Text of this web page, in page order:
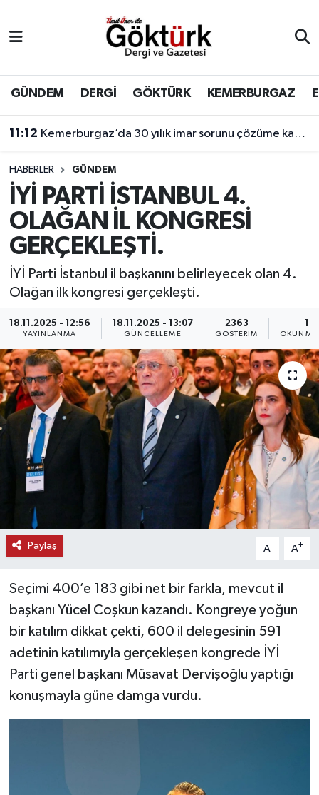
GÜNDEM DERGİ GÖKTÜRK KEMERBURGAZ
11:12 Kemerburgaz’da 30 yılık imar sorunu çözüme kavuşuyor
HABERLER GÜNDEM
İYİ PARTİ İSTANBUL 4.
OLAĞAN İL KONGRESİ
GERÇEKLEŞTİ.
İYİ Parti İstanbul il başkanını belirleyecek olan 4.
Olağan ilk kongresi gerçekleşti.
18.11.2025 - 12:56
YAYINLANMA
18.11.2025 - 13:07
GÜNCELLEME
2363
GÖSTERIM
1
OKUNMA
Paylaş A- A+
Seçimi 400’e 183 gibi net bir farkla, mevcut il
başkanı Yücel Coşkun kazandı. Kongreye yoğun
bir katılım dikkat çekti, 600 il delegesinin 591
adetinin katılımıyla gerçekleşen kongrede İYİ
Parti genel başkanı Müsavat Dervişoğlu yaptığı
konuşmayla güne damga vurdu.
BİLİM
DERGİ
DÜNYA
EĞİTİM
EKONOMİ
GÖKTÜRK
KÜLTÜR - SANAT
MAGAZİN
ÖZEL HABER
SAĞLIK
SPOR
YAŞAM
Eyüpsultan Hava Durumu
Eyüpsultan Trafik Yoğunluk Haritası
Süper Lig Puan Durumu ve Fikstür
Tüm Manşetler
Son Dakika Haberleri
Haber Arşivi